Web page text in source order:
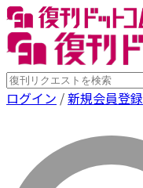
ログイン /新規会員登録